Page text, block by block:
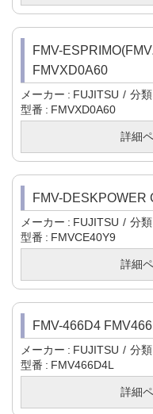
FMV-
FMVXD0A60
メーカー FUJITSU 分類
型番
FMVXD0A60
詳細
FMV-DESKPOWER
メーカー FUJITSU 分類
型番
FMVCE40Y9
詳細
FMV-466D4
メーカー FUJITSU 分類
型番
FMV466D4L
詳細